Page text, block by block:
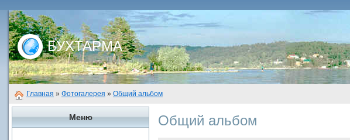
БУХТАРМА
Главная » Фотогалерея » Общий альбом
Меню Общий альбом